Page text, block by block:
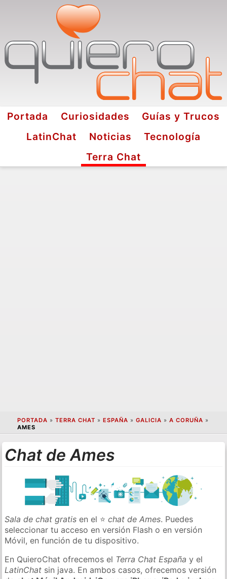
Portada Curiosidades
Guías y Trucos
LatinChat
Noticias
Tecnología
Terra Chat
PORTADA » TERRA CHAT » ESPAÑA » GALICIA » A CORUÑA »
AMES
Chat de Ames
Sala de chat gratis en el ⭐chat de Ames. Puedes
seleccionar tu acceso en versión Flash o en versión
Móvil, en función de tu dispositivo.
En QuieroChat ofrecemos el Terra Chat España y el
LatinChat sin java. En ambos casos, ofrecemos versión